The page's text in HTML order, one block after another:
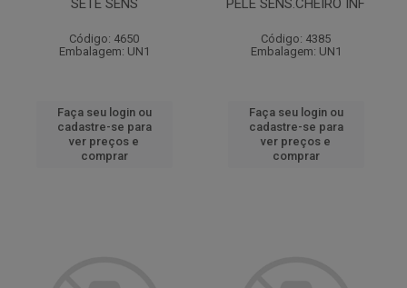
SETE SENS
Código: 4650
Embalagem: UN1
Faça seu login ou
cadastre-se para
ver preços e
comprar
PELE SENS.CHEIRO INF
Código: 4385
Embalagem: UN1
Faça seu login ou
cadastre-se para
ver preços e
comprar